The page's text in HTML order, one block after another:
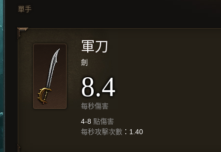
單手
軍刀
劍
8.4
每秒傷害
4-8 點傷害
每秒攻擊次數 ：1.40